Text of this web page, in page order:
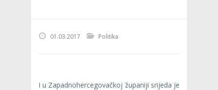
01.03.2017 Politika
I u Zapadnohercegovačkoj županiji srijeda je